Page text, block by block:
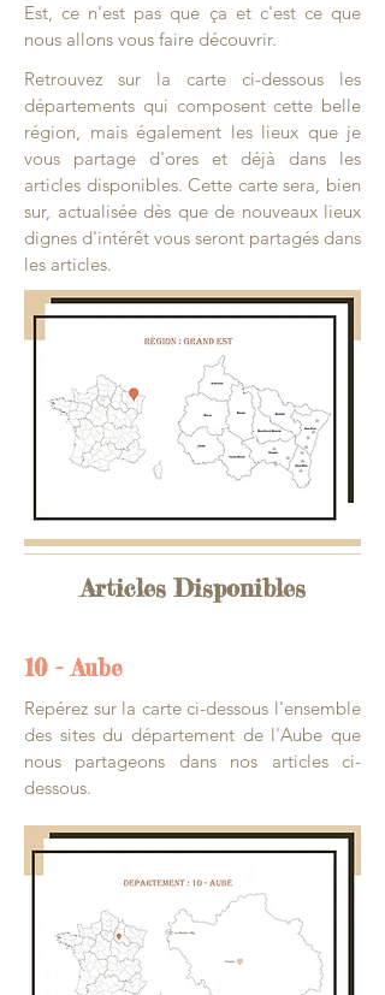
Est, ce n'est pas que ça et c'est ce que
nous allons vous faire découvrir.
Retrouvez sur la carte ci-dessous les
départements qui composent cette belle
région, mais également les lieux que je
vous partage d'ores et déjà dans les
articles disponibles. Cette carte sera, bien
sur, actualisée dès que de nouveaux lieux
dignes d'intérêt vous seront partagés dans
les articles.
Articles Disponibles
10 - Aube
Repérez sur la carte ci-dessous l'ensemble
des sites du département de l'Aube que
nous partageons dans nos articles ci-
dessous.